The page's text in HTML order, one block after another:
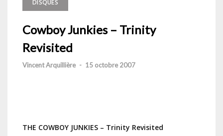
DISQUES
Cowboy Junkies – Trinity
Revisited
Vincent Arquillière - 15 octobre 2007
THE COWBOY JUNKIES – Trinity Revisited